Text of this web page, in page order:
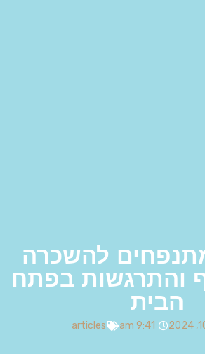
להשכרה
והתרגשות בפתח
הבית
9:41 am
articles